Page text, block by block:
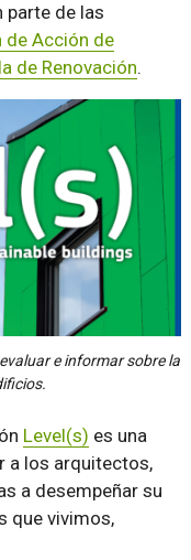
parte de las
de Acción de
de Renovación.
e informar sobre la
Level(s) es una
a los arquitectos,
a desempeñar su
que vivimos,